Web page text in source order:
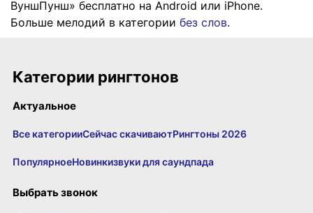
ВуншПунш» бесплатно на Android или iPhone.
Больше мелодий в категории без слов.
Категории рингтонов
Актуальное
Все категорииСейчас скачиваютРингтоны 2026
ПопулярноеНовинкизвуки для саундпада
Выбрать звонок